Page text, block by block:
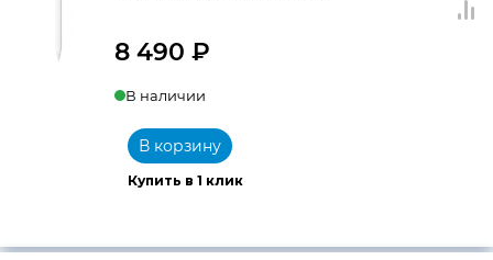
8 490 ₽
В наличии
Купить в 1 клик
В корзину